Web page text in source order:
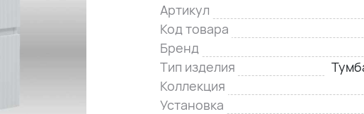
Артикул
Код товара
Бренд
Тип изделия
Коллекция
Установка